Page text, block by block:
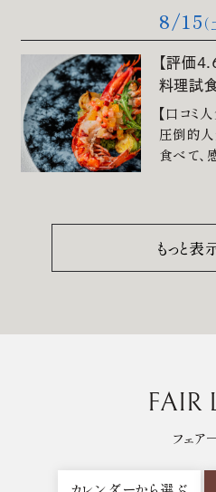
096-
平日12:00-
土日祝9:00-19:00（火
8/15
【評価
料理試
【口コミ
圧倒的
食べて、
もっと表
FAIR
フェア